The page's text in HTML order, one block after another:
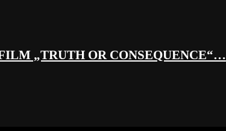
„TRUTH OR CONSEQUENCE“…